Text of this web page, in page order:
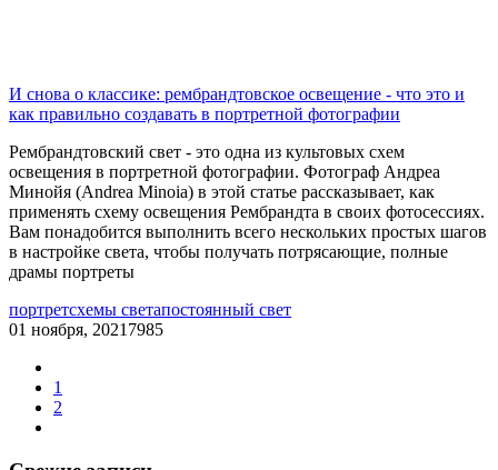
И снова о классике: рембрандтовское освещение - что это и
как правильно создавать в портретной фотографии
Рембрандтовский свет - это одна из культовых схем
освещения в портретной фотографии. Фотограф Андреа
Минойя (Andrea Minoia) в этой статье рассказывает, как
применять схему освещения Рембрандта в своих фотосессиях.
Вам понадобится выполнить всего нескольких простых шагов
в настройке света, чтобы получать потрясающие, полные
драмы портреты
портретсхемы светапостоянный свет
01 ноября, 2021 7985
1
2